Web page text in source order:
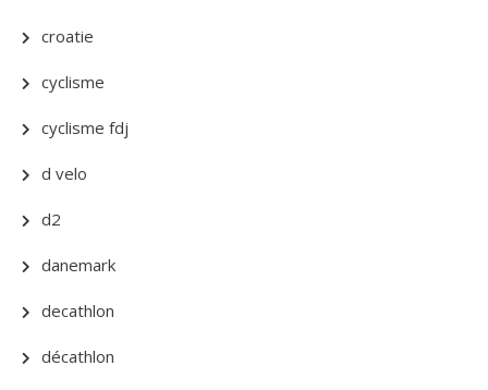
croatie
cyclisme
cyclisme fdj
d velo
d2
danemark
decathlon
décathlon